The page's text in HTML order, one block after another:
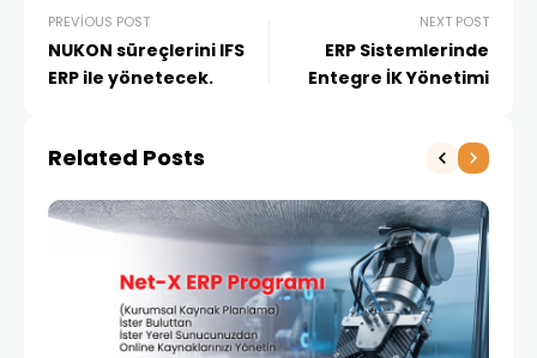
PREVIOUS POST
NUKON süreçlerini IFS
ERP ile yönetecek.
NEXT POST
ERP Sistemlerinde
Entegre İK Yönetimi
Related Posts